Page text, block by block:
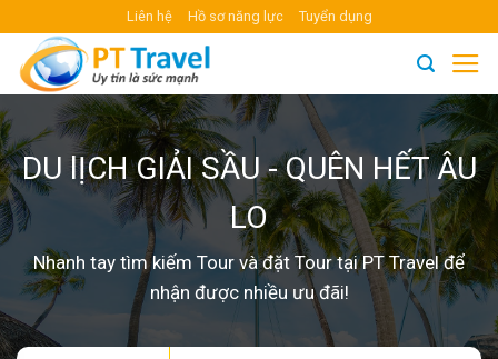
content
Liên hệ Hồ sơ năng lực Tuyển dụng
DU lỊCH GIẢI SẦU - QUÊN HẾT ÂU
LO
Nhanh tay tìm kiếm Tour và đặt Tour tại PT Travel để
nhận được nhiều ưu đãi!